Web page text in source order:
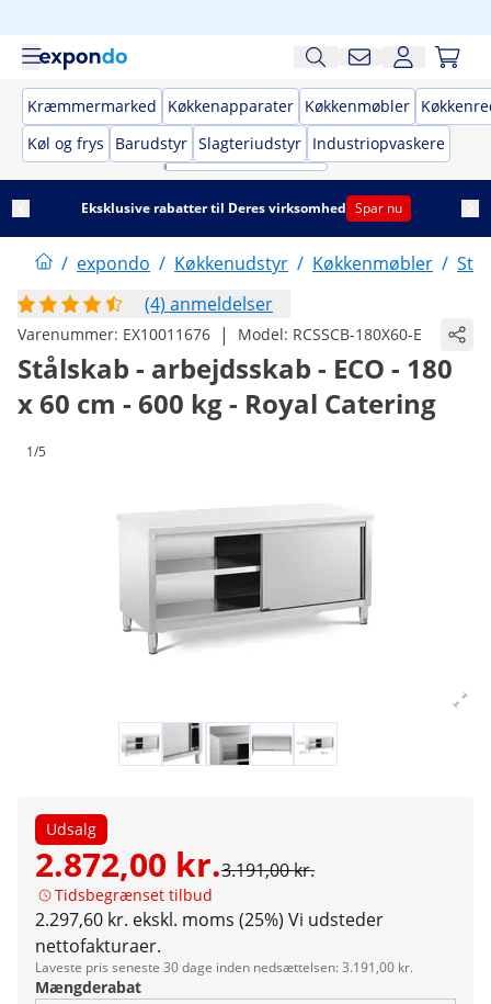
Kræmmermarked Køkkenapparater Køkkenmøbler
Køl og frys
Barudstyr Slagteriudstyr Industriopvaskere
Eksklusive rabatter til Deres virksomhed Spar nu
/ expondo / Køkkenudstyr / Køkkenmøbler /
(4) anmeldelser
Varenummer: EX10011676 | Model: RCSSCB-180X60-E
Stålskab - arbejdsskab - ECO - 180
x 60 cm - 600 kg - Royal Catering
1/5
Udsalg
2.872,00 kr.3.191,00 kr.
Tidsbegrænset tilbud
2.297,60 kr. ekskl. moms (25%) Vi udsteder
nettofakturaer.
Laveste pris seneste 30 dage inden nedsættelsen: 3.191,00 kr.
Mængderabat